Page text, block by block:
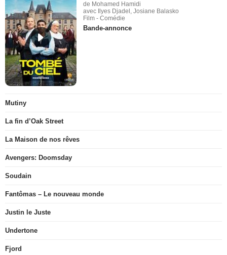
de Mohamed Hamidi
avec Ilyes Djadel, Josiane Balasko
Film - Comédie
Bande-annonce
Mutiny
La fin d’Oak Street
La Maison de nos rêves
Avengers: Doomsday
Soudain
Fantômas – Le nouveau monde
Justin le Juste
Undertone
Fjord